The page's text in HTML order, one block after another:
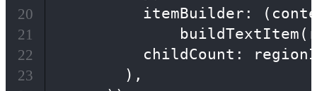
itemBuilder:
childCount:
        ),
20
21
22
23